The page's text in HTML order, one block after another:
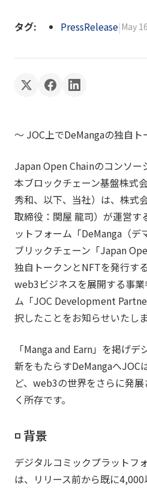
タグ: PressRelease|May
〜 JOC上でDeMangaの独自
Japan Open Chainのコンソー
本ブロックチェーン基盤株式
秀和、以下、当社）は、株式
取締役：関屋 龍司）が運営す
ットフォーム「DeManga（
ブリックチェーン「Japan
独自トークンとNFTを発行す
web3ビジネスを展開する事
ム「JOC Development
択したことをお知らせいたしま
「Manga and Earn」を掲げ
新をもたらすDeMangaへJOC
ど、web3の世界をさらに発
く所存です。
◽️ 背景
デジタルコミックプラットフ
は、リリース前から既に